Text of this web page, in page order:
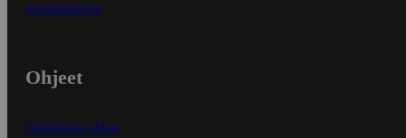
Asiakaspalvelu
Ohjeet
Ensitilaajan ohjeet